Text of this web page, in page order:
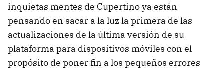
inquietas mentes de Cupertino ya están
pensando en sacar a la luz la primera de las
actualizaciones de la última versión de su
plataforma para dispositivos móviles con el
propósito de poner fin a los pequeños errores